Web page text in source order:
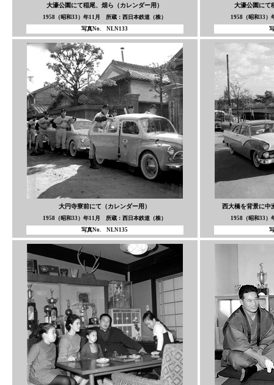
大濠公園にて稲尾、畑ら（カレンダー用）
1958（昭和33）年11月 所蔵：西日本鉄道（株）
写真No. NLN133
大濠公園にて
1958（昭和33）
大円寺寮前にて（カレンダー用）
1958（昭和33）年11月 所蔵：西日本鉄道（株）
写真No. NLN135
西大橋を背景に中
1958（昭和33）